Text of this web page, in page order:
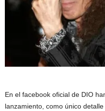
En el facebook oficial de DIO
lanzamiento, como único